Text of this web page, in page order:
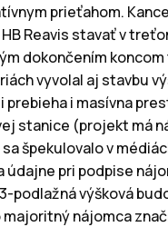
prieťahom.
Reavis stavať v
dokončením
vyvolal aj stavbu
i masívna
stanice (projekt má
špekulovalo v
údajne pri podpise
podlažná výšková
majoritný nájomca